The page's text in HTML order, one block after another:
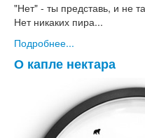
"Нет" - ты представь, и не
Нет никаких пира...
Подробнее...
О капле нектара